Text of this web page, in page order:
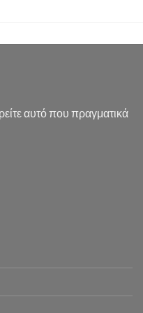
αυτό που πραγματικά